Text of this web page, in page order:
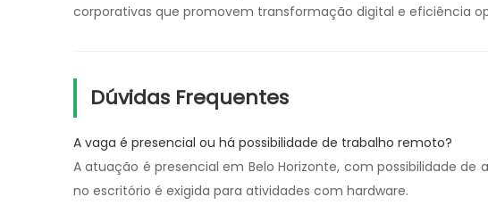
corporativas que promovem transformação digital e eficiência
Dúvidas Frequentes
A vaga é presencial ou há possibilidade de trabalho remoto?
A atuação é presencial em Belo Horizonte, com possibilidade
no escritório é exigida para atividades com hardware.